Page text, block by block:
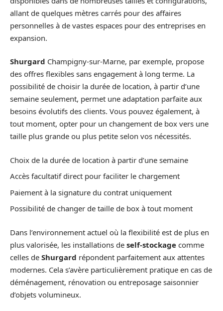
allant de quelques mètres carrés pour des affaires
personnelles à de vastes espaces pour des entreprises en
expansion.
Shurgard Champigny-sur-Marne, par exemple, propose
des offres flexibles sans engagement à long terme. La
possibilité de choisir la durée de location, à partir d’une
semaine seulement, permet une adaptation parfaite aux
besoins évolutifs des clients. Vous pouvez également, à
tout moment, opter pour un changement de box vers une
taille plus grande ou plus petite selon vos nécessités.
Choix de la durée de location à partir d’une semaine
Accès facultatif direct pour faciliter le chargement
Paiement à la signature du contrat uniquement
Possibilité de changer de taille de box à tout moment
Dans l’environnement actuel où la flexibilité est de plus en
plus valorisée, les installations de self-stockage comme
celles de Shurgard répondent parfaitement aux attentes
modernes. Cela s’avère particulièrement pratique en cas de
déménagement, rénovation ou entreposage saisonnier
d’objets volumineux.